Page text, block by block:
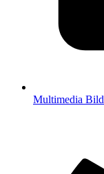
Multimedia